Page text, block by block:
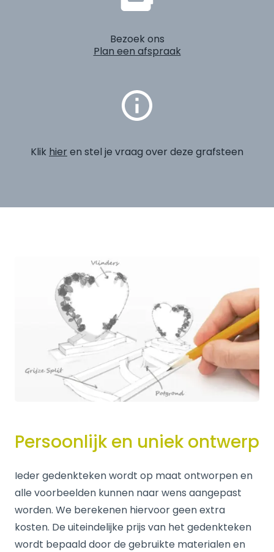
Bezoek ons
Plan een afspraak
Klik hier en stel je vraag over deze grafsteen
Persoonlijk en uniek ontwerp
Ieder gedenkteken wordt op maat ontworpen en
alle voorbeelden kunnen naar wens aangepast
worden. We berekenen hiervoor geen extra
kosten. De uiteindelijke prijs van het gedenkteken
wordt bepaald door de gebruikte materialen en